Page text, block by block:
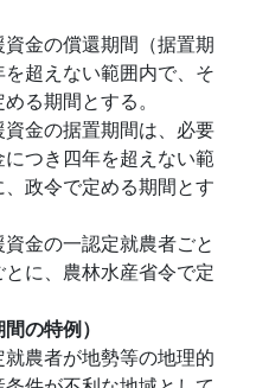
金の償還期間（据置期
超えない範囲内で、そ
る期間とする。
金の据置期間は、必要
つき四年を超えない範
政令で定める期間とす
金の一認定就農者ごと
に、農林水産省令で定
の特例）
農者が地勢等の地理的